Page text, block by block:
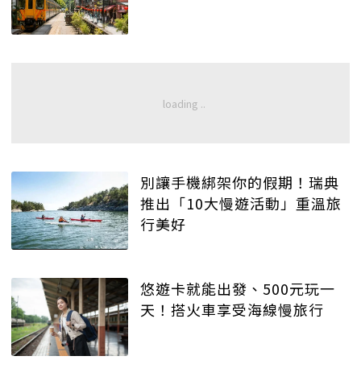
別讓手機綁架你的假期！瑞典
推出「10大慢遊活動」重溫旅
行美好
悠遊卡就能出發、500元玩一
天！搭火車享受海線慢旅行